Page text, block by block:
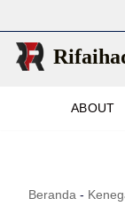
Lompat
ke
ABOUT
Beranda -